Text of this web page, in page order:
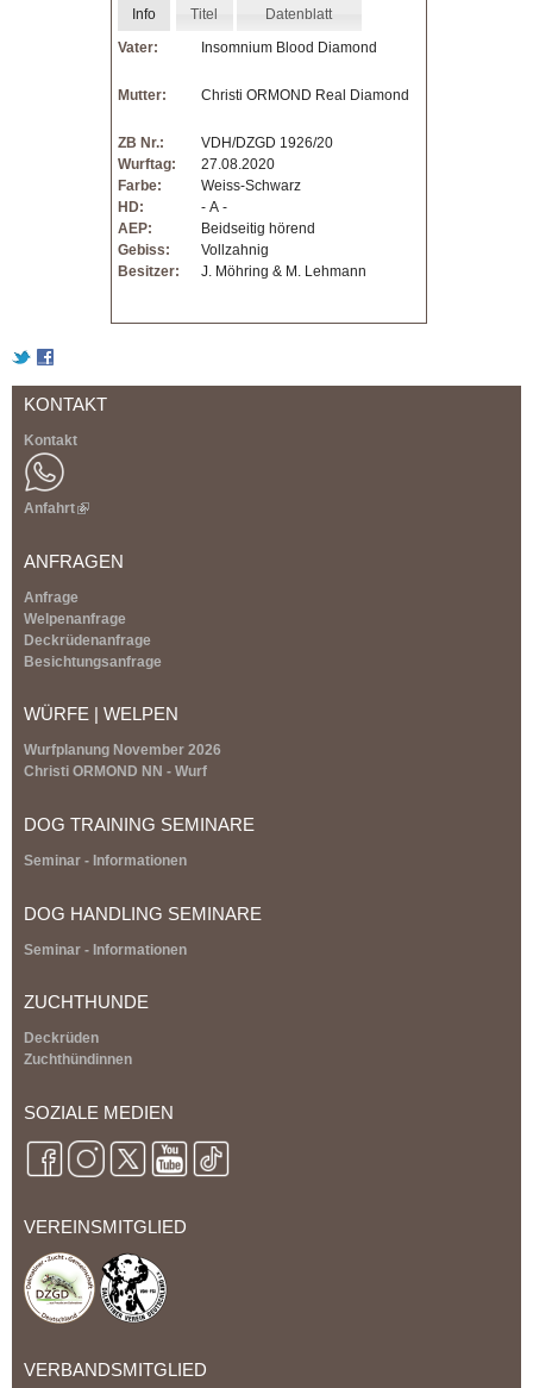
Info Titel Datenblatt
Vater: Insomnium Blood Diamond
Mutter: Christi ORMOND Real Diamond
ZB Nr.:
VDH/DZGD 1926/20
Wurftag:
27.08.2020
Farbe:
Weiss-Schwarz
HD:
- A -
AEP:
Beidseitig hörend
Gebiss:
Vollzahnig
Besitzer:
J. Möhring & M. Lehmann
KONTAKT
Kontakt
Anfahrt(
i
n
k
i
s
e
e
r
n
)
ANFRAGEN
Anfrage
Welpenanfrage
Deckrüdenanfrage
Besichtungsanfrage
WÜRFE | WELPEN
Wurfplanung November 2026
Christi ORMOND NN - Wurf
DOG TRAINING SEMINARE
Seminar - Informationen
DOG HANDLING SEMINARE
Seminar - Informationen
ZUCHTHUNDE
Deckrüden
Zuchthündinnen
SOZIALE MEDIEN
VEREINSMITGLIED
VERBANDSMITGLIED